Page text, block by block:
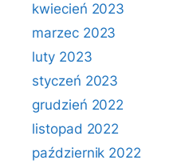
kwiecień 2023
marzec 2023
luty 2023
styczeń 2023
grudzień 2022
listopad 2022
październik 2022